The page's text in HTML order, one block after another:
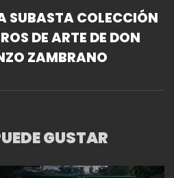
SUBASTA COLECCIÓN
DE ARTE DE DON
ZAMBRANO
GUSTAR